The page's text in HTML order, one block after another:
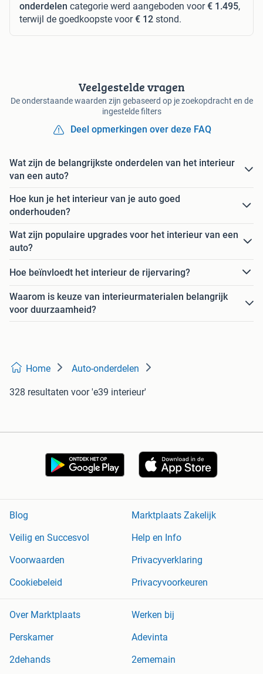
onderdelen categorie werd aangeboden voor€ 1.495,
terwijl de goedkoopste voor€ 12 stond.
Veelgestelde vragen
De onderstaande waarden zijn gebaseerd op je zoekopdracht en de
ingestelde filters
Deel opmerkingen over deze FAQ
Wat zijn de belangrijkste onderdelen van het interieur
van een auto?
Hoe kun je het interieur van je auto goed
onderhouden?
Wat zijn populaire upgrades voor het interieur van een
auto?
Hoe beïnvloedt het interieur de rijervaring?
Waarom is keuze van interieurmaterialen belangrijk
voor duurzaamheid?
Home Auto-onderdelen
328 resultaten voor 'e39 interieur'
Blog
Marktplaats Zakelijk
Veilig en Succesvol
Help en Info
Voorwaarden
Privacyverklaring
Cookiebeleid
Privacyvoorkeuren
Over Marktplaats
Werken bij
Perskamer
Adevinta
2dehands
2ememain